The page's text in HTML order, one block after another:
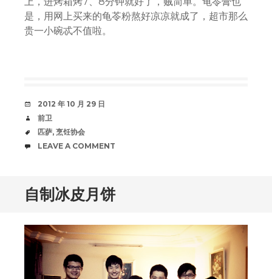
是，用网上买来的龟苓粉熬好凉凉就成了，超市那么
贵一小碗忒不值啦。
DATE
2012 年 10 月 29 日
AUTHOR
前卫
TAGS
匹萨, 烹饪协会
COMMENTS
LEAVE A COMMENT
自制冰皮月饼